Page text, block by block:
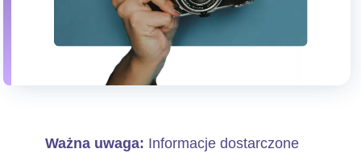
Ważna uwaga: Informacje dostarczone